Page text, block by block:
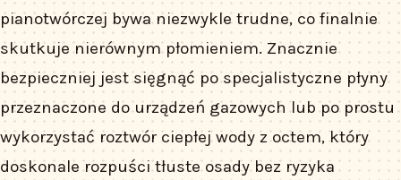
pianotwórczej bywa niezwykle trudne, co finalnie
skutkuje nierównym płomieniem. Znacznie
bezpieczniej jest sięgnąć po specjalistyczne płyny
przeznaczone do urządzeń gazowych lub po prostu
wykorzystać roztwór ciepłej wody z octem, który
doskonale rozpuści tłuste osady bez ryzyka